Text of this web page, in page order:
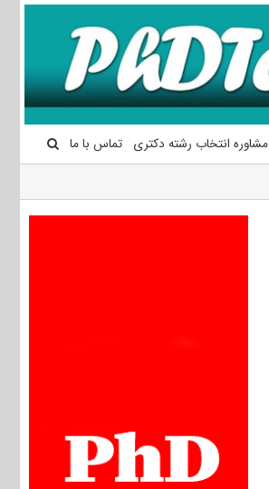
مشاوره انتخاب رشته دکتری تماس با ما